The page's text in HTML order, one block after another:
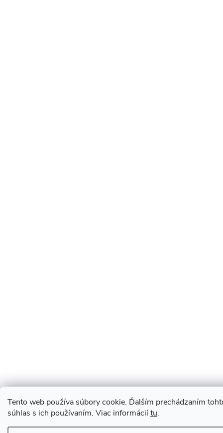
Tento web používa súbory cookie. Ďalším prechádzaním
súhlas s ich používaním. Viac informáciítu.